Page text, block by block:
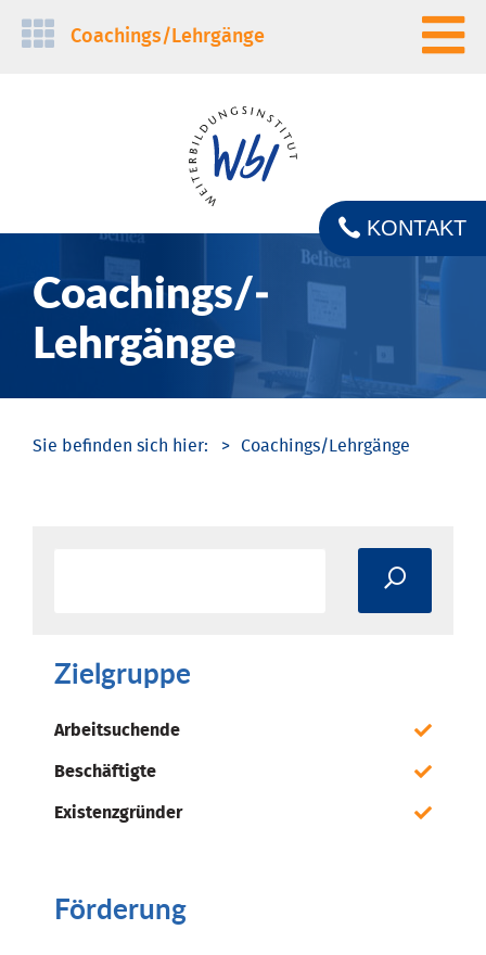
Navigation
Coachings/­Lehrgänge
Coachings/­
Lehrgänge
KONTAKT
Coachings/­Lehrgänge
Zielgruppe
Arbeitsuchende
Beschäftigte
Existenzgründer
Förderung